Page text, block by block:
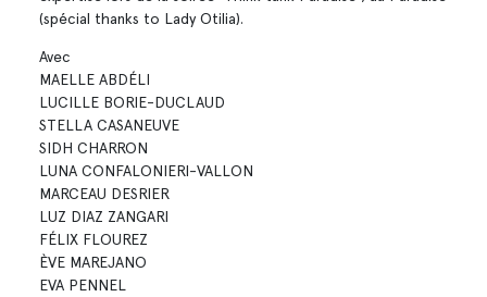
(spécial thanks to Lady Otilia).
Avec
MAELLE ABDÉLI
LUCILLE BORIE-DUCLAUD
STELLA CASANEUVE
SIDH CHARRON
LUNA CONFALONIERI-VALLON
MARCEAU DESRIER
LUZ DIAZ ZANGARI
FÉLIX FLOUREZ
ÈVE MAREJANO
EVA PENNEL